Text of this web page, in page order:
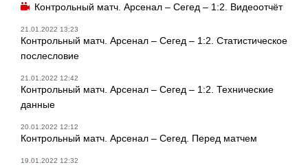
Контрольный матч. Арсенал – Сегед – 1:2. Видеоотчёт
21.01.2022 13:23
Контрольный матч. Арсенал – Сегед – 1:2. Статистическое
послесловие
21.01.2022 12:42
Контрольный матч. Арсенал – Сегед – 1:2. Технические
данные
20.01.2022 12:12
Контрольный матч. Арсенал – Сегед. Перед матчем
19.01.2022 12:32